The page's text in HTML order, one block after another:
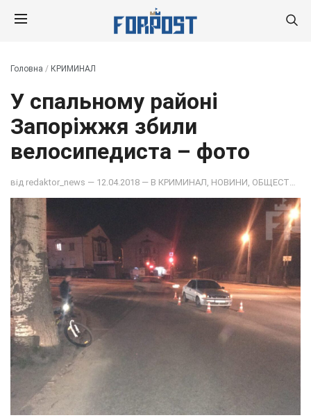
Головна / КРИМИНАЛ
У спальному районі
Запоріжжя збили
велосипедиста – фото
від redaktor_news — 12.04.2018 — В КРИМИНАЛ НОВИНИ ОБЩЕСТВО